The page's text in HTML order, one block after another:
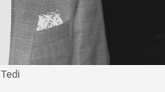
Tedi